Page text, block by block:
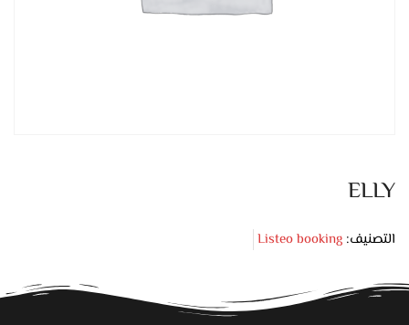
ELLY
التصنيف: Listeo booking